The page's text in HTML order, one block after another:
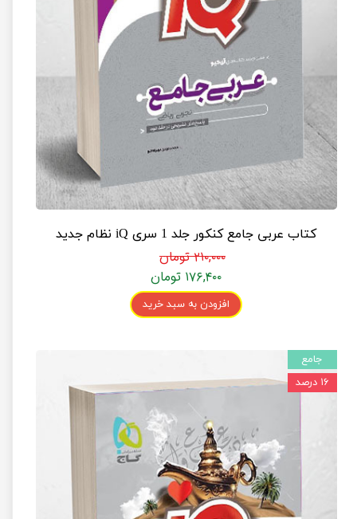
کتاب عربی جامع کنکور جلد 1 سری iQ نظام جدید
۲۱۰,۰۰۰ تومان
۱۷۶,۴۰۰ تومان
افزودن به سبد خرید
جامع
۱۶ درصد